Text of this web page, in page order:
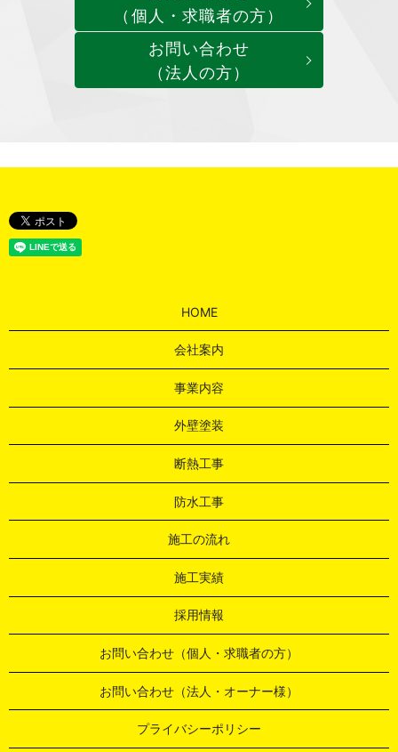
（個人・求職者の方）
お問い合わせ
（法人の方）
HOME
会社案内
事業内容
外壁塗装
断熱工事
防水工事
施工の流れ
施工実績
採用情報
お問い合わせ（個人・求職者の方）
お問い合わせ（法人・オーナー様）
プライバシーポリシー